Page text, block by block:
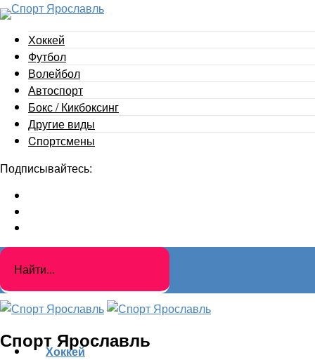
Хоккей
Футбол
Волейбол
Автоспорт
Бокс / Кикбоксинг
Другие виды
Cпортсмены
Подписывайтесь:
Спорт Ярославль
Хоккей